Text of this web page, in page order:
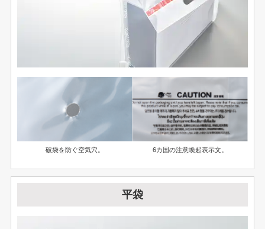
破袋を防ぐ空気穴。 6カ国の注意喚起表示文。
平袋